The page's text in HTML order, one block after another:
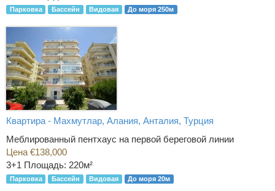
Парковка Бассейн Видовая До моря 250м
Квартира - Махмутлар, Алания, Анталия, Турция
Меблированный пентхаус на первой береговой линии
Цена €138,000
3+1 Площадь: 220м²
Парковка Бассейн Видовая До моря 20м